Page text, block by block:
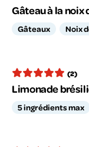
Gâteau à la noix
Gâteaux Noix
(2)
Limonade
5 ingrédients max